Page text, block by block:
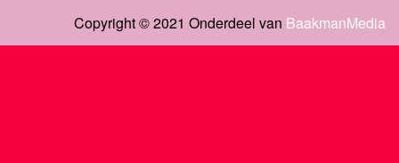
Copyright © 2021 Onderdeel van BaakmanMedia